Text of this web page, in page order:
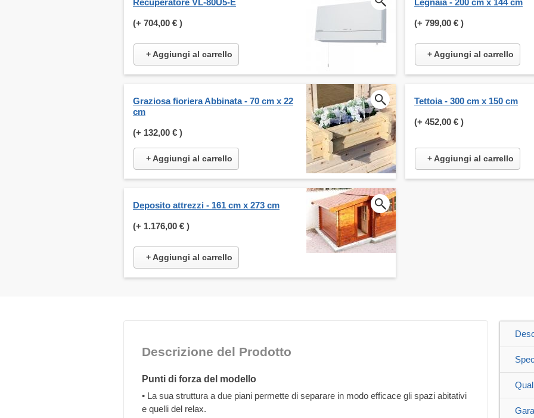
Recuperatore VL-80U5-E
(+ 704,00 € )
+ Aggiungi al carrello
Legnaia - 200 cm x 144 cm
(+ 799,00 € )
+ Aggiungi al carrello
Graziosa fioriera Abbinata - 70 cm x 22
cm
(+ 132,00 € )
+ Aggiungi al carrello
Tettoia - 300 cm x 150 cm
(+ 452,00 € )
+ Aggiungi al carrello
Deposito attrezzi - 161 cm x 273 cm
(+ 1.176,00 € )
+ Aggiungi al carrello
Descrizione del Prodotto
Punti di forza del modello
• La sua struttura a due piani permette di separare in modo efficace gli spazi abitativi
e quelli del relax.